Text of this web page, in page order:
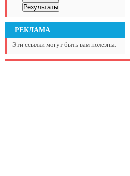
РЕКЛАМА
Эти ссылки могут быть вам полезны: